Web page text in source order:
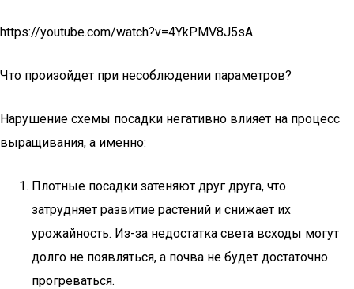
https://youtube.com/watch?v=4YkPMV8J5sA
Что произойдет при несоблюдении параметров?
Нарушение схемы посадки негативно влияет на процесс
выращивания, а именно:
Плотные посадки затеняют друг друга, что
затрудняет развитие растений и снижает их
урожайность. Из-за недостатка света всходы могут
долго не появляться, а почва не будет достаточно
прогреваться.